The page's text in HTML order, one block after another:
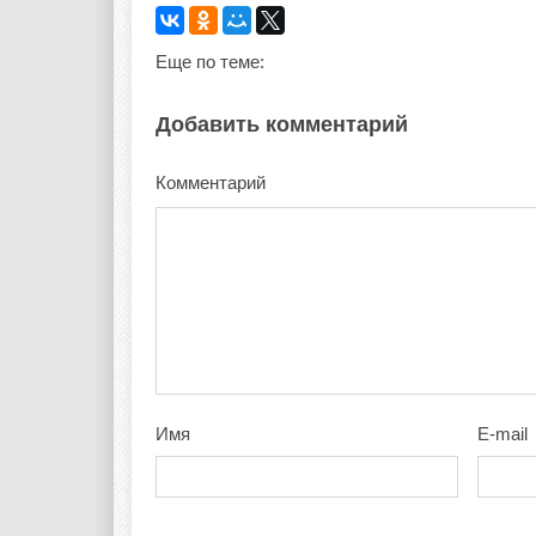
Еще по теме:
Добавить комментарий
Комментарий
Имя E-mail